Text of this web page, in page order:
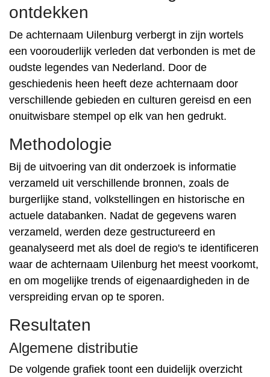
ontdekken
De achternaam Uilenburg verbergt in zijn wortels
een voorouderlijk verleden dat verbonden is met de
oudste legendes van Nederland. Door de
geschiedenis heen heeft deze achternaam door
verschillende gebieden en culturen gereisd en een
onuitwisbare stempel op elk van hen gedrukt.
Methodologie
Bij de uitvoering van dit onderzoek is informatie
verzameld uit verschillende bronnen, zoals de
burgerlijke stand, volkstellingen en historische en
actuele databanken. Nadat de gegevens waren
verzameld, werden deze gestructureerd en
geanalyseerd met als doel de regio's te identificeren
waar de achternaam Uilenburg het meest voorkomt,
en om mogelijke trends of eigenaardigheden in de
verspreiding ervan op te sporen.
Resultaten
Algemene distributie
De volgende grafiek toont een duidelijk overzicht